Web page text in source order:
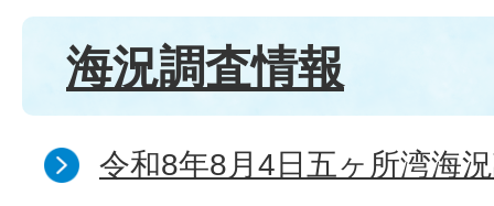
海況調査情報
令和8年8月4日五ヶ所湾海